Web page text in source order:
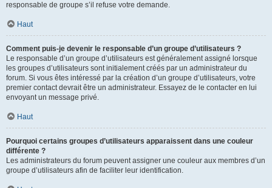
responsable de groupe s’il refuse votre demande.
Haut
Comment puis-je devenir le responsable d’un groupe d’utilisateurs ?
Le responsable d’un groupe d’utilisateurs est généralement assigné lorsque
les groupes d’utilisateurs sont initialement créés par un administrateur du
forum. Si vous êtes intéressé par la création d’un groupe d’utilisateurs, votre
premier contact devrait être un administrateur. Essayez de le contacter en lui
envoyant un message privé.
Haut
Pourquoi certains groupes d’utilisateurs apparaissent dans une couleur
différente ?
Les administrateurs du forum peuvent assigner une couleur aux membres d’un
groupe d’utilisateurs afin de faciliter leur identification.